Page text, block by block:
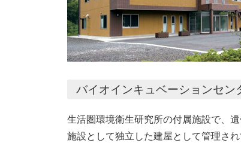
バイオインキュベーションセン
生活圏環境衛生研究所の付属施設で、
施設として独立した建屋として管理され